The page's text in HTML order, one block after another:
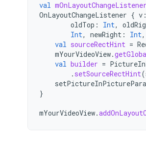
val mOnLayoutChangeListener
OnLayoutChangeListener { v :
oldTop : Int,
Int, newRight : Int,
val sourceRectHint =
mYourVideoView.
val builder =
. setSourceRectHint(
}
mYourVideoView.